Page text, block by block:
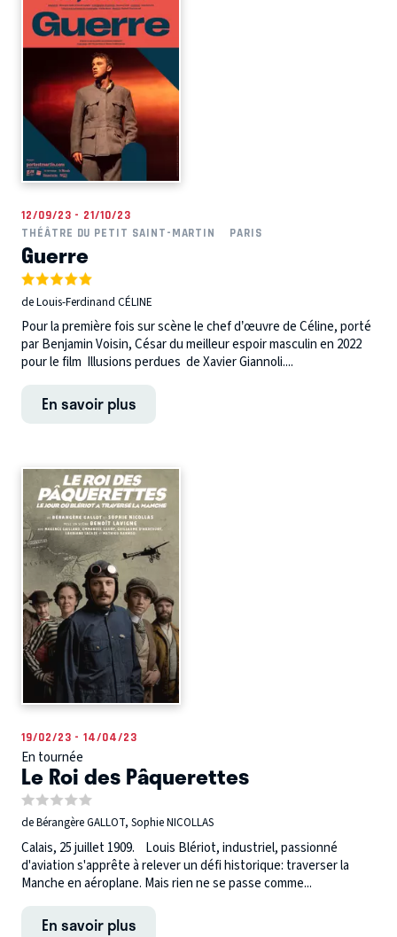
12/09/23 - 21/10/23
THÉÂTRE DU PETIT SAINT-MARTIN
PARIS
Guerre
de Louis-Ferdinand CÉLINE
Pour la première fois sur scène le chef d’œuvre de Céline, porté
par Benjamin Voisin, César du meilleur espoir masculin en 2022
pour le film Illusions perdues de Xavier Giannoli....
En savoir plus
19/02/23 - 14/04/23
En tournée
Le Roi des Pâquerettes
de Bérangère GALLOT, Sophie NICOLLAS
Calais, 25 juillet 1909. Louis Blériot, industriel, passionné
d'aviation s'apprête à relever un défi historique: traverser la
Manche en aéroplane. Mais rien ne se passe comme...
En savoir plus